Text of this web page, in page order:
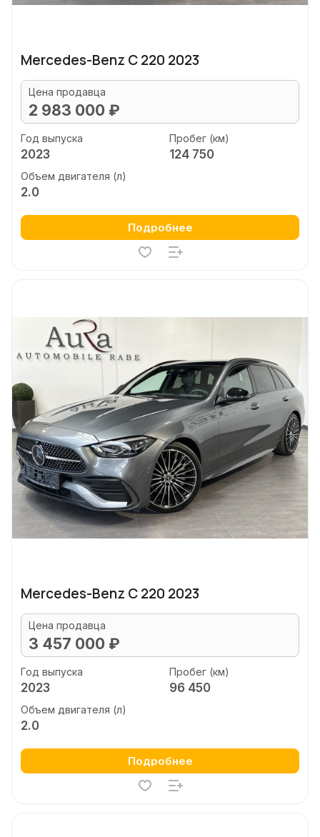
Mercedes-Benz C 220 2023
Цена продавца
2 983 000 ₽
Год выпуска
2023
Пробег (км)
124 750
Объем двигателя (л)
2.0
Подробнее
Mercedes-Benz C 220 2023
Цена продавца
3 457 000 ₽
Год выпуска
2023
Пробег (км)
96 450
Объем двигателя (л)
2.0
Подробнее